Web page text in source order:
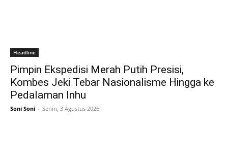
Headline
Pimpin Ekspedisi Merah Putih Presisi,
Kombes Jeki Tebar Nasionalisme Hingga ke
Pedalaman Inhu
Soni Soni - Senin, 3 Agustus 2026